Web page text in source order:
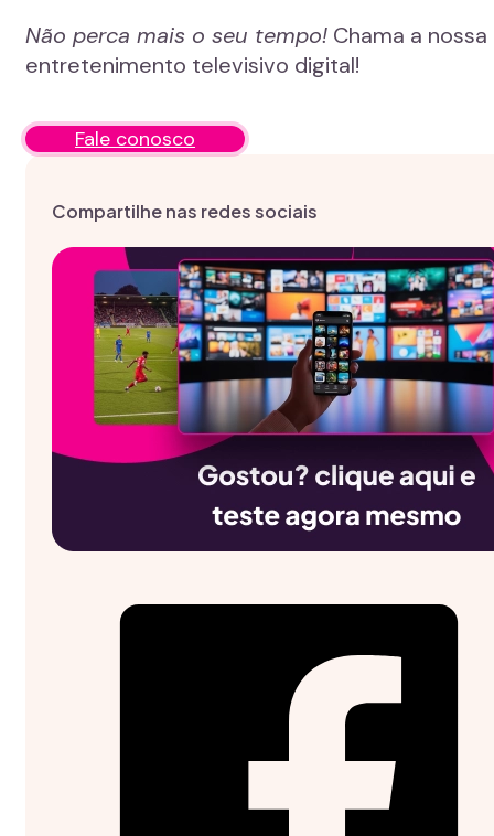
Não perca mais o seu tempo! Chama a
entretenimento televisivo digital!
Fale conosco
Compartilhe nas redes sociais